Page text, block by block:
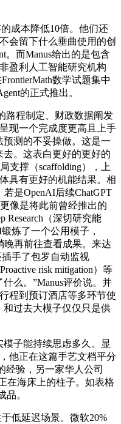
成本降低10倍。他们还
会留下什么垂曲使用的创
。而Manus给出的是包含
盈利人工智能研究机构
数学试题集中
的正式推出。
程制定、财政数据阐发
现一个完成度更高且上手
测的不妥操做。这是一
。这表白更好的更好的
支撑（scaffolding），上
具有更好的机能结果。相
是OpenAI后续ChatGPT
像是将此前曾经推出的
Research（深切研究能
炼了一个公用模子，
晚再前往查看成果。来达
手了包罗自动监视
risk mitigation）等
么。”Manus评价说。并
程到预订酒店等多环节使
和过去大模子仅仅只是供
子能持续思虑多久。显
他正在这篇手艺文档平分
经验，另一家华人公司
在海床上的柱子。如表格
品。
低延迟场景。微软20%